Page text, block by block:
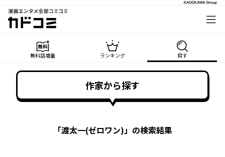
漫画エンタメ全部コミコミ
カドコミ
無料話増量 ランキング 探す
作家から探す
「渡太一(ゼロワン)」の検索結果